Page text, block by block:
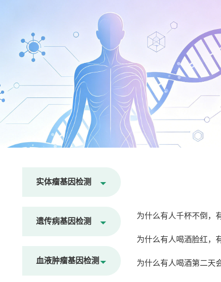
实体瘤基因检测
遗传病基因检测
血液肿瘤基因检测
为什么有人千杯不倒，
为什么有人喝酒脸红，
为什么有人喝酒第二天